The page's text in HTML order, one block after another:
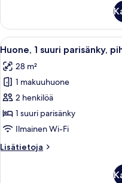
standard-
huone
Avaa
kaikki
huonetyypin
Huone,
1
suuri
parisänky,
alue
6
Huone, 1 suuri parisänky,
28 m²
1 makuuhuone
2 henkilöä
1 suuri parisänky
Ilmainen Wi-Fi
Lisätietoja
Lisätietoja